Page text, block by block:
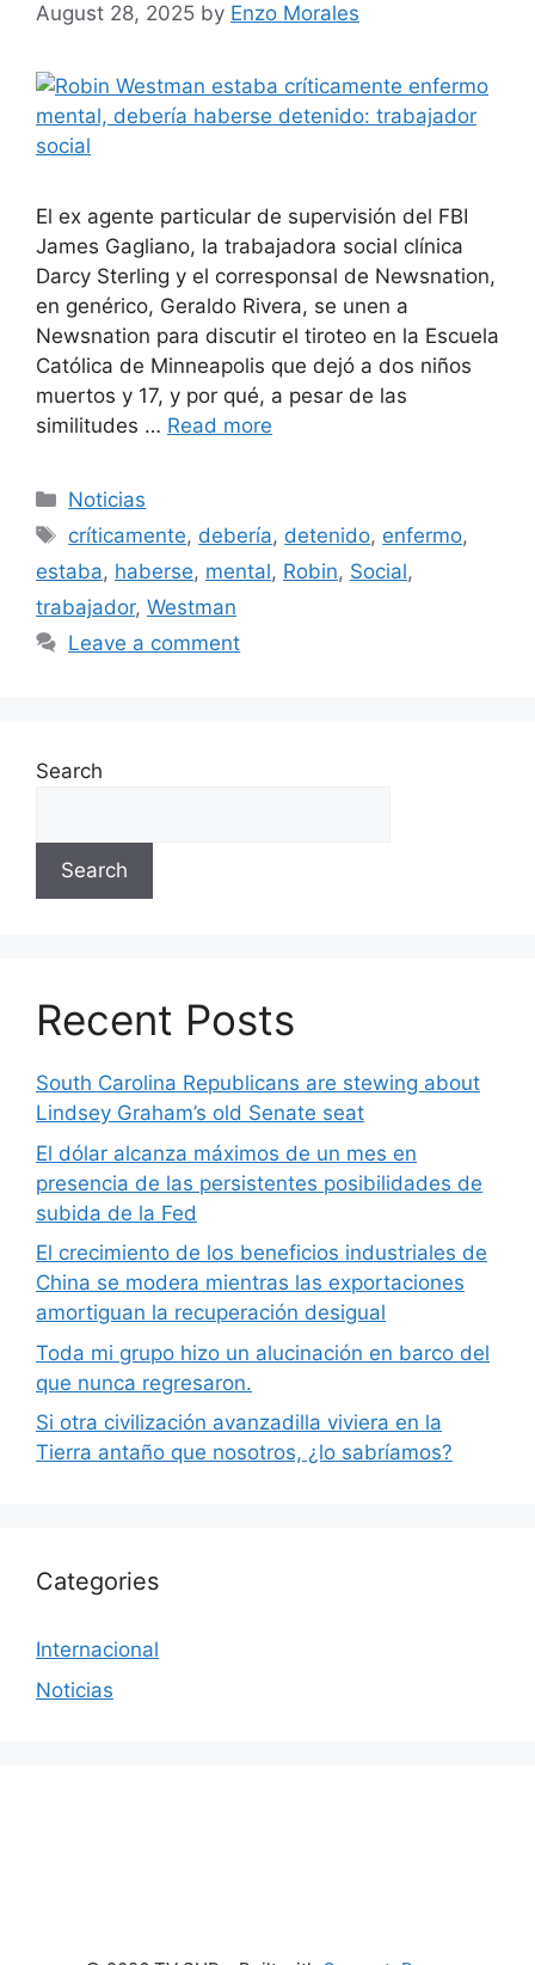
August 28, 2025 by Enzo Morales
El ex agente particular de supervisión del FBI
James Gagliano, la trabajadora social clínica
Darcy Sterling y el corresponsal de Newsnation,
en genérico, Geraldo Rivera, se unen a
Newsnation para discutir el tiroteo en la Escuela
Católica de Minneapolis que dejó a dos niños
muertos y 17, y por qué, a pesar de las
similitudes … Read more
Categories
Noticias
Tags
críticamente, debería, detenido, enfermo,
estaba, haberse, mental, Robin, Social,
trabajador, Westman
Leave a comment
Search
Search
Recent Posts
South Carolina Republicans are stewing about
Lindsey Graham’s old Senate seat
El dólar alcanza máximos de un mes en
presencia de las persistentes posibilidades de
subida de la Fed
El crecimiento de los beneficios industriales de
China se modera mientras las exportaciones
amortiguan la recuperación desigual
Toda mi grupo hizo un alucinación en barco del
que nunca regresaron.
Si otra civilización avanzadilla viviera en la
Tierra antaño que nosotros, ¿lo sabríamos?
Categories
Internacional
Noticias